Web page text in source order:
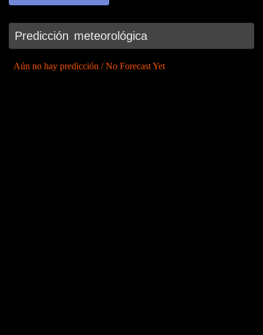
Predicción meteorológica